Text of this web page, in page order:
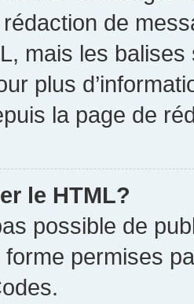
de
mais les
plus
la page de
le HTML?
possible de
permises